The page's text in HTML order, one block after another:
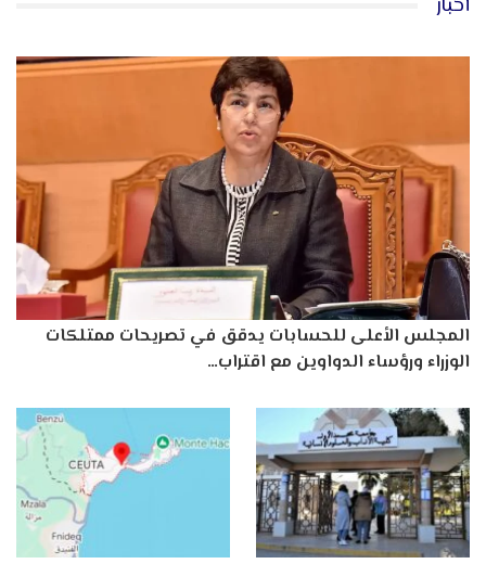
المجلس الأعلى للحسابات يدقق في تصريحات ممتلكات
الوزراء ورؤساء الدواوين مع اقتراب…